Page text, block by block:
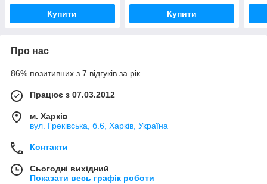
Купити Купити
Про нас
86% позитивних з 7 відгуків за рік
Працює з 07.03.2012
м. Харків
вул. Греківська, б.6, Харків, Україна
Контакти
Сьогодні вихідний
Показати весь графік роботи